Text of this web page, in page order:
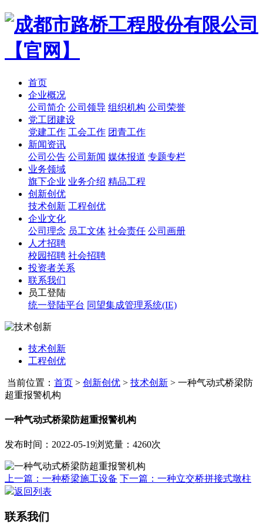
首页
企业概况
公司简介 公司领导 组织机构 公司荣誉
党工团建设
党建工作 工会工作 团青工作
新闻资讯
公司公告 公司新闻 媒体报道 专题专栏
业务领域
旗下企业 业务介绍 精品工程
创新创优
技术创新 工程创优
企业文化
公司理念 员工文体 社会责任 公司画册
人才招聘
校园招聘 社会招聘
投资者关系
联系我们
员工登陆
统一登陆平台 同望集成管理系统(IE)
技术创新
工程创优
当前位置： 首页 > 创新创优 > 技术创新 > 一种气动式桥梁防
超重报警机构
一种气动式桥梁防超重报警机构
发布时间：2022-05-19浏览量：4260次
上一篇：一种桥梁施工设备 下一篇：一种立交桥拼接式墩柱
返回列表
联系我们